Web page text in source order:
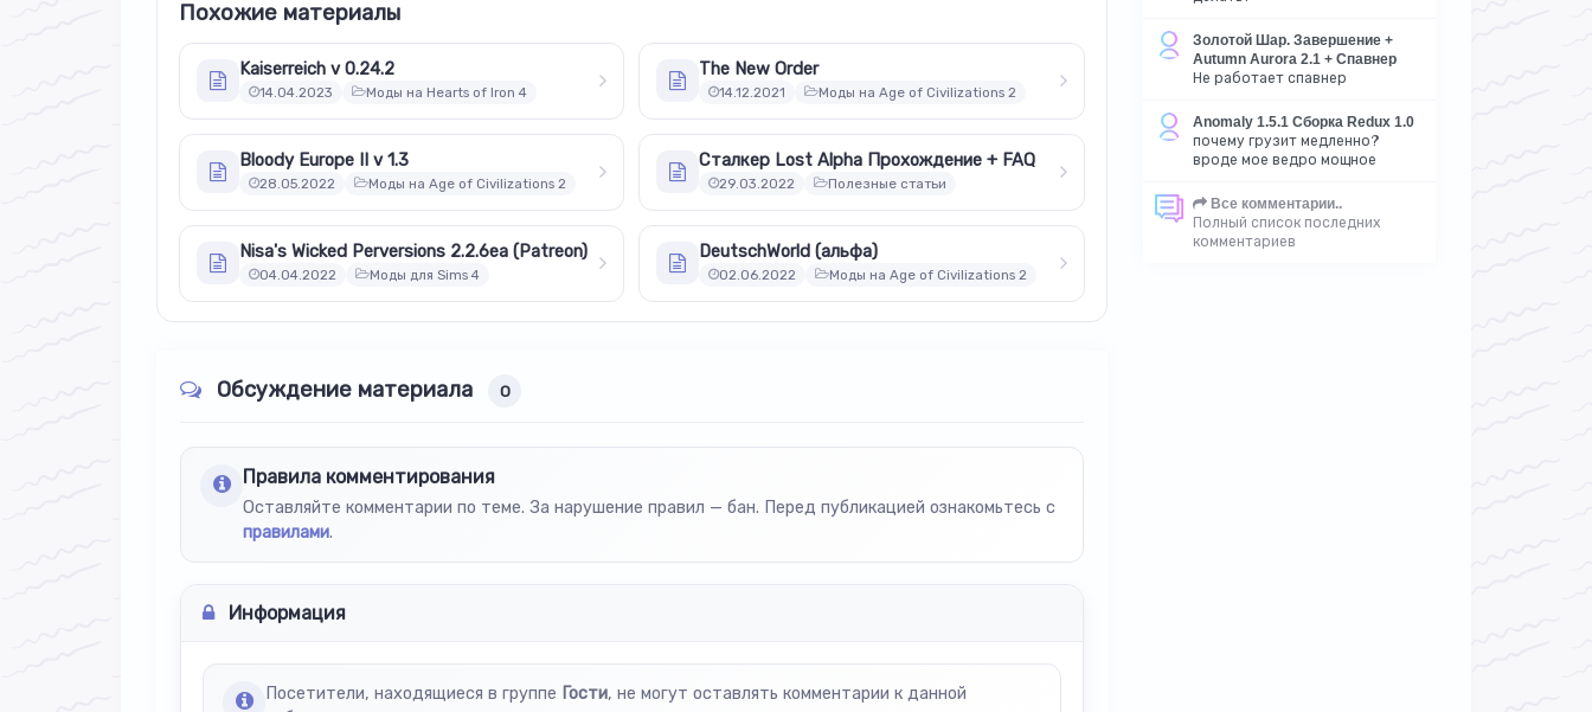
Похожие материалы
Kaiserreich v 0.24.2
14.04.2023 Моды на Hearts of Iron 4
The New Order
14.12.2021 Моды на Age of Civilizations 2
Bloody Europe II v 1.3
28.05.2022 Моды на Age of Civilizations 2
Сталкер Lost Alpha Прохождение + FAQ
29.03.2022 Полезные статьи
Nisa's Wicked Perversions 2.2.6ea (Patreon)
04.04.2022 Моды для Sims 4
DeutschWorld (альфа)
02.06.2022 Моды на Age of Civilizations 2
Обсуждение материала 0
Правила комментирования
Оставляйте комментарии по теме. За нарушение правил — бан. Перед публикацией ознакомьтесь с
правилами.
Информация
Посетители, находящиеся в группе Гости, не могут оставлять комментарии к данной
Золотой Шар. Завершение +
Autumn Aurora 2.1 + Спавнер
Не работает спавнер
Anomaly 1.5.1 Сборка Redux 1.0
почему грузит медленно?
вроде мое ведро мощное
Все комментарии..
Полный список последних
комментариев